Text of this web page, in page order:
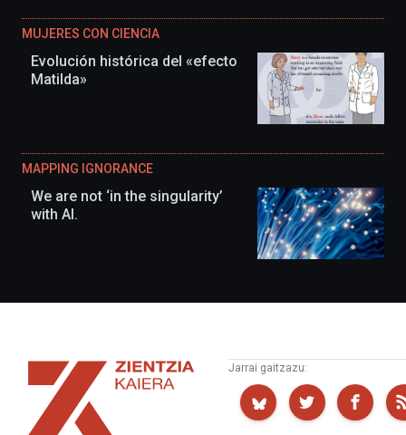
MUJERES CON CIENCIA
Evolución histórica del «efecto
Matilda»
MAPPING IGNORANCE
We are not ‘in the singularity’
with AI.
Zientzia
Kaiera
Jarrai gaitzazu: